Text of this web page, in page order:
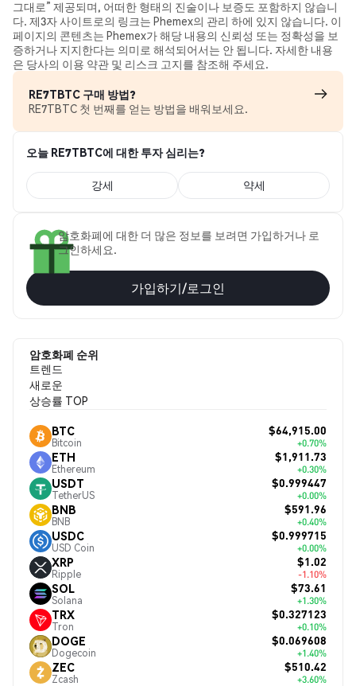
그대로” 제공되며, 어떠한 형태의 진술이나 보증도 포함하지 않습니
다. 제3자 사이트로의 링크는 Phemex의 관리 하에 있지 않습니다. 이
페이지의 콘텐츠는 Phemex가 해당 내용의 신뢰성 또는 정확성을 보
증하거나 지지한다는 의미로 해석되어서는 안 됩니다. 자세한 내용
은 당사의 이용 약관 및 리스크 고지를 참조해 주세요.
RE7TBTC 구매 방법?
RE7TBTC 첫 번째를 얻는 방법을 배워보세요.
오늘 RE7TBTC에 대한 투자 심리는?
강세 약세
암호화폐에 대한 더 많은 정보를 보려면 가입하거나 로
그인하세요.
가입하기/로그인
암호화폐 순위
트렌드
새로운
상승률 TOP
BTC
Bitcoin
$64,915.00
+0.70%
ETH
Ethereum
$1,911.73
+0.30%
USDT
TetherUS
$0.999447
+0.00%
BNB
BNB
$591.96
+0.40%
USDC
USD Coin
$0.999715
+0.00%
XRP
Ripple
$1.02
-1.10%
SOL
Solana
$73.61
+1.30%
TRX
Tron
$0.327123
+0.10%
DOGE
Dogecoin
$0.069608
+1.40%
ZEC
Zcash
$510.42
+3.60%